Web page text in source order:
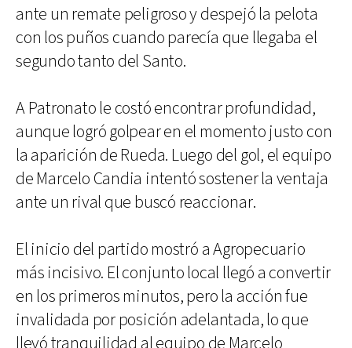
ante un remate peligroso y despejó la pelota
con los puños cuando parecía que llegaba el
segundo tanto del Santo.
A Patronato le costó encontrar profundidad,
aunque logró golpear en el momento justo con
la aparición de Rueda. Luego del gol, el equipo
de Marcelo Candia intentó sostener la ventaja
ante un rival que buscó reaccionar.
El inicio del partido mostró a Agropecuario
más incisivo. El conjunto local llegó a convertir
en los primeros minutos, pero la acción fue
invalidada por posición adelantada, lo que
llevó tranquilidad al equipo de Marcelo